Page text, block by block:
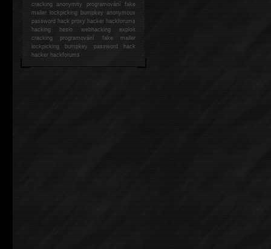
cracking anonymity programování fake
mailer lockpicking bumpkey anonymous
password hack proxy hacker hackforums
hacking heslo webhacking exploit
cracking programování fake mailer
lockpicking bumpkey password hack
hackerhackforums